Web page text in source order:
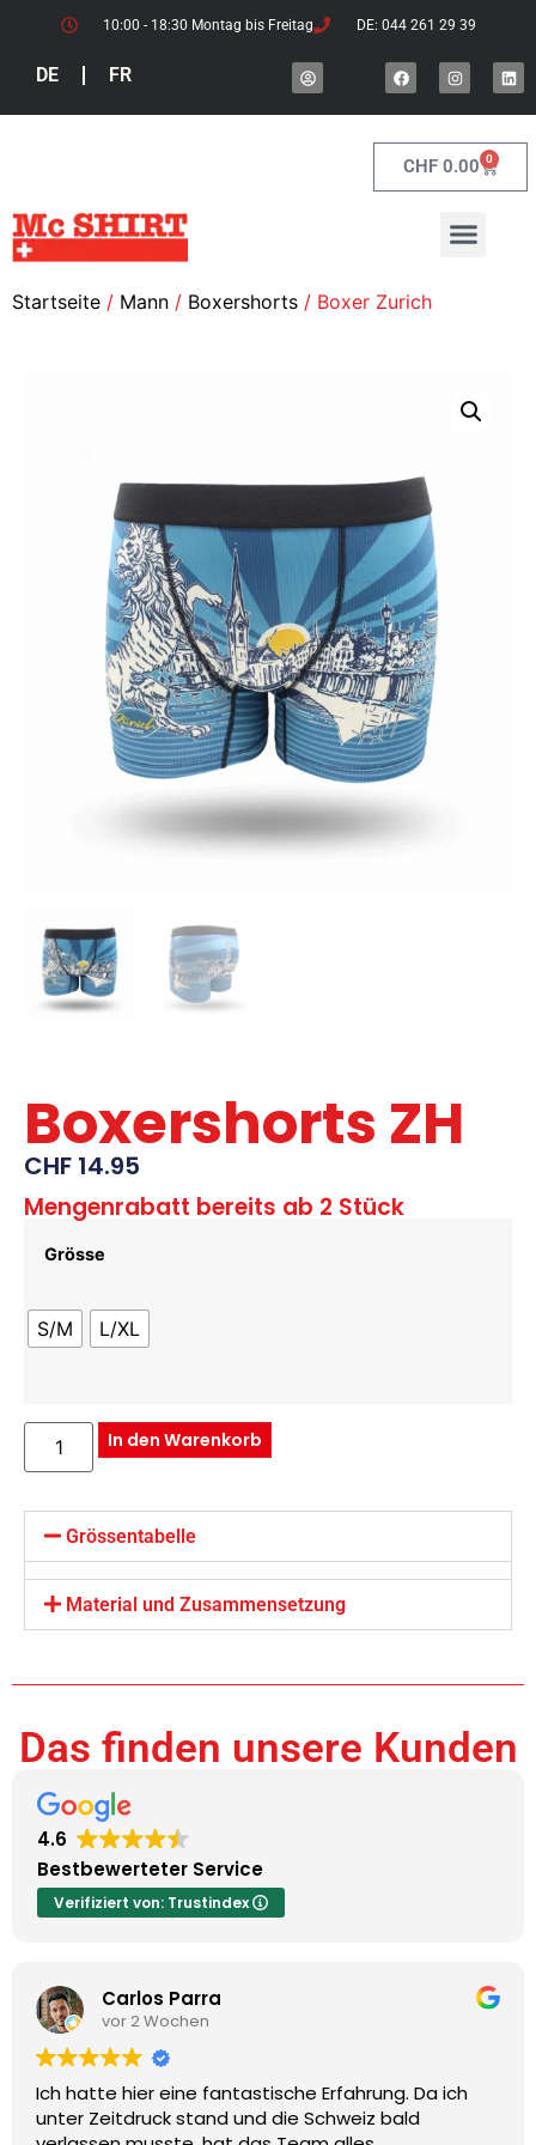
10:00 - 18:30 Montag bis Freitag DE: 044 261 29 39
DE FR
CHF 0.00 0
Startseite / Mann / Boxershorts / Boxer Zurich
Boxershorts ZH
CHF 14.95
Mengenrabatt bereits ab 2 Stück
Grösse
S/M L/XL
In den Warenkorb
Grössentabelle
Material und Zusammensetzung
Das finden unsere Kunden
4.6
Bestbewerteter Service
Verifiziert von: Trustindex
Carlos Parra
vor 2 Wochen
Ich hatte hier eine fantastische Erfahrung. Da ich
unter Zeitdruck stand und die Schweiz bald